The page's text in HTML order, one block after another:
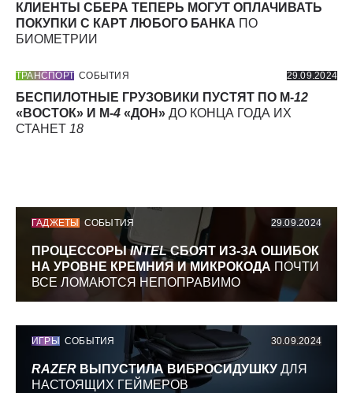
КЛИЕНТЫ СБЕРА ТЕПЕРЬ МОГУТ ОПЛАЧИВАТЬ
ПОКУПКИ С КАРТ ЛЮБОГО БАНКА ПО
БИОМЕТРИИ
ТРАНСПОРТ СОБЫТИЯ 29.09.2024
БЕСПИЛОТНЫЕ ГРУЗОВИКИ ПУСТЯТ ПО М-12
«ВОСТОК» И М-4 «ДОН» ДО КОНЦА ГОДА ИХ
СТАНЕТ 18
ГАДЖЕТЫ СОБЫТИЯ 29.09.2024
ПРОЦЕССОРЫINTELСБОЯТ ИЗ-ЗА ОШИБОК
НА УРОВНЕ КРЕМНИЯ И МИКРОКОДА ПОЧТИ
ВСЕ ЛОМАЮТСЯ НЕПОПРАВИМО
ИГРЫ СОБЫТИЯ 30.09.2024
RAZER ВЫПУСТИЛА ВИБРОСИДУШКУ ДЛЯ
НАСТОЯЩИХ ГЕЙМЕРОВ